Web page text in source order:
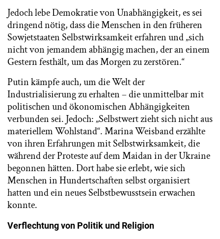
Jedoch lebe Demokratie von Unabhängigkeit, es sei
dringend nötig, dass die Menschen in den früheren
Sowjetstaaten Selbstwirksamkeit erfahren und „sich
nicht von jemandem abhängig machen, der an einem
Gestern festhält, um das Morgen zu zerstören.“
Putin kämpfe auch, um die Welt der
Industrialisierung zu erhalten – die unmittelbar mit
politischen und ökonomischen Abhängigkeiten
verbunden sei. Jedoch: „Selbstwert zieht sich nicht aus
materiellem Wohlstand“. Marina Weisband erzählte
von ihren Erfahrungen mit Selbstwirksamkeit, die
während der Proteste auf dem Maidan in der Ukraine
begonnen hätten. Dort habe sie erlebt, wie sich
Menschen in Hundertschaften selbst organisiert
hatten und ein neues Selbstbewusstsein erwachen
konnte.
Verflechtung von Politik und Religion